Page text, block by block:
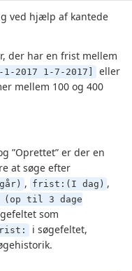
ved hjælp af kantede
der har en frist mellem
2017 1-7-2017]
eller
mellem 100 og 400
”Oprettet” er der en
at søge efter
, frist:(I dag) ,
til 3 dage
som
i søgefeltet,